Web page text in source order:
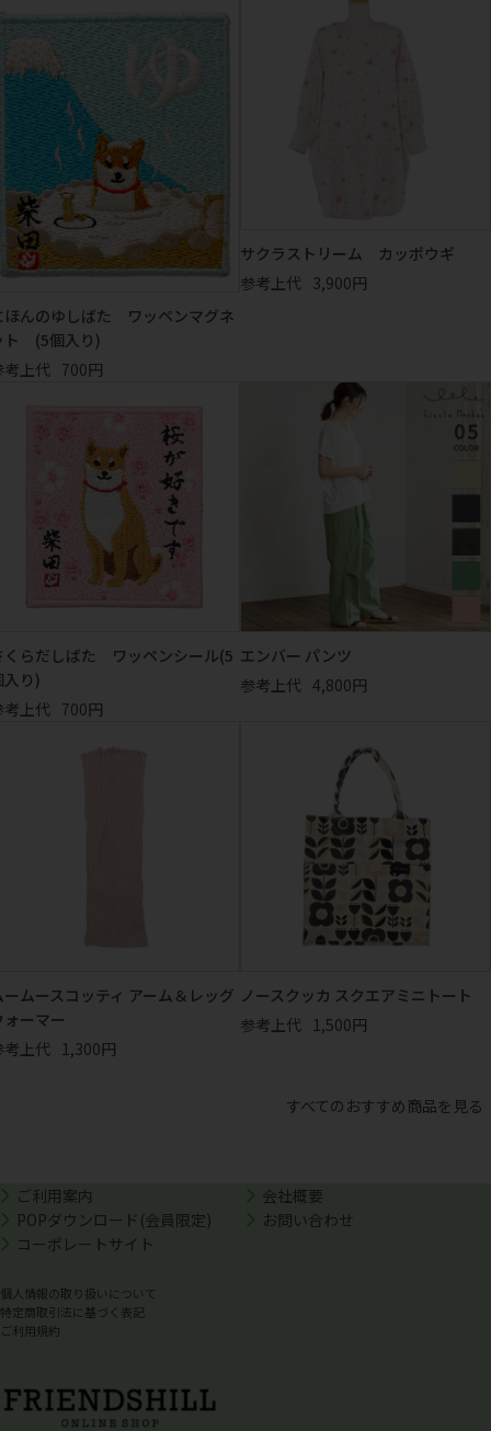
ほんのゆしばた ワッペンマグネ
ト (5個入り)
考上代 700円
サクラストリーム カッポウギ
参考上代 3,900円
くらだしばた ワッペンシール(5
入り)
考上代 700円
エンバー パンツ
参考上代 4,800円
ームースコッティ アーム＆レッグ
ォーマー
考上代 1,300円
ノースクッカ スクエアミニトート
参考上代 1,500円
すべてのおすすめ商品を見る
ご利用案内
会社概要
POPダウンロード(会員限定)
お問い合わせ
コーポレートサイト
個人情報の取り扱いについて
特定商取引法に基づく表記
ご利用規約